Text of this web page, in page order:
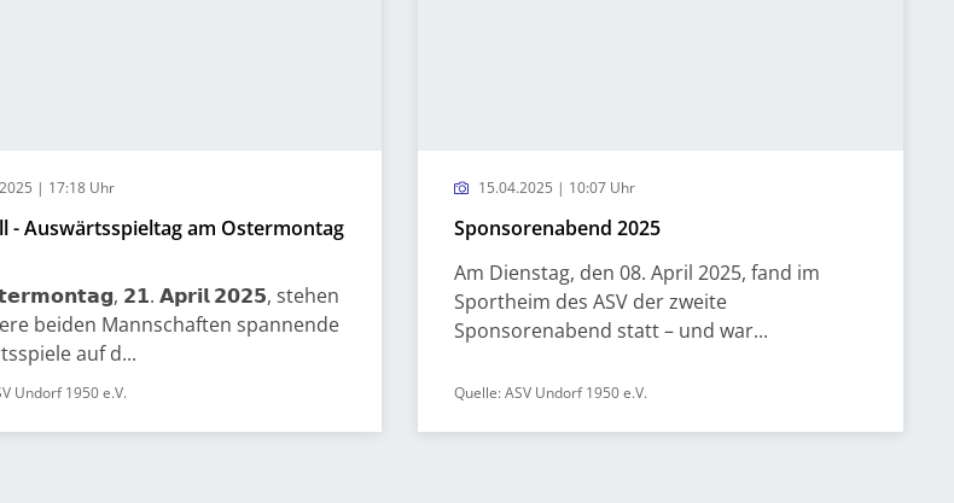
| 17:18 Uhr
- Auswärtsspieltag am Ostermontag
𝟮𝟭. 𝗔𝗽𝗿𝗶𝗹 𝟮𝟬𝟮𝟱, stehen
beiden Mannschaften spannende
auf d...
Undorf 1950 e.V.
15.04.2025 | 10:07 Uhr
Sponsorenabend 2025
Am Dienstag, den 08. April 2025, fand im
Sportheim des ASV der zweite
Sponsorenabend statt – und war...
Quelle: ASV Undorf 1950 e.V.